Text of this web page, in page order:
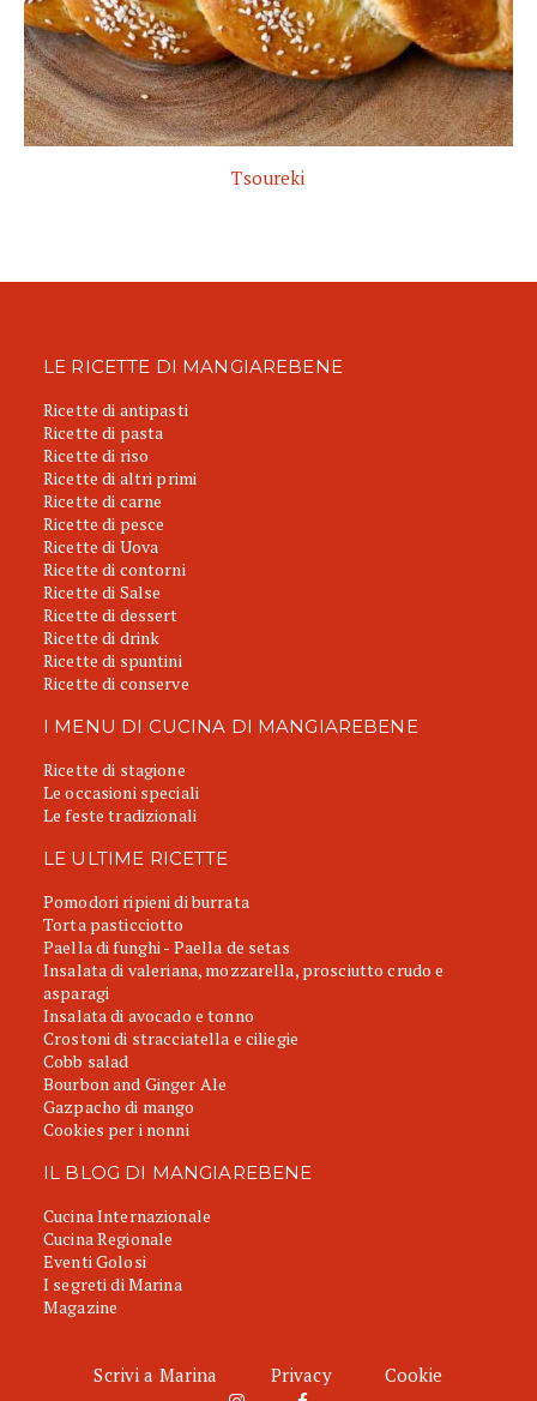
Tsoureki
LE RICETTE DI MANGIAREBENE
Ricette di antipasti
Ricette di pasta
Ricette di riso
Ricette di altri primi
Ricette di carne
Ricette di pesce
Ricette di Uova
Ricette di contorni
Ricette di Salse
Ricette di dessert
Ricette di drink
Ricette di spuntini
Ricette di conserve
I MENU DI CUCINA DI MANGIAREBENE
Ricette di stagione
Le occasioni speciali
Le feste tradizionali
LE ULTIME RICETTE
Pomodori ripieni di burrata
Torta pasticciotto
Paella di funghi - Paella de setas
Insalata di valeriana, mozzarella, prosciutto crudo e
asparagi
Insalata di avocado e tonno
Crostoni di stracciatella e ciliegie
Cobb salad
Bourbon and Ginger Ale
Gazpacho di mango
Cookies per i nonni
IL BLOG DI MANGIAREBENE
Cucina Internazionale
Cucina Regionale
Eventi Golosi
I segreti di Marina
Magazine
Scrivi a Marina Privacy Cookie